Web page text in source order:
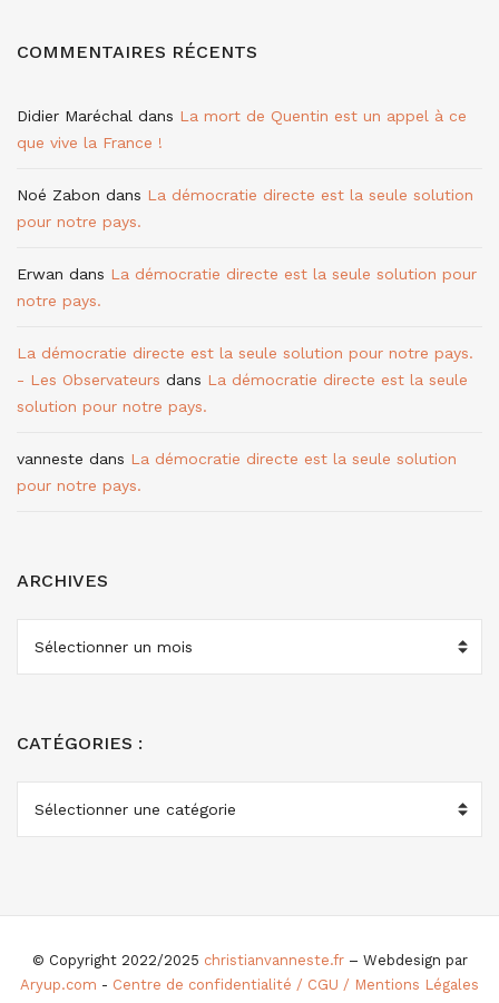
COMMENTAIRES RÉCENTS
Didier Maréchal dans La mort de Quentin est un appel à ce
que vive la France !
Noé Zabon dans La démocratie directe est la seule solution
pour notre pays.
Erwan dans La démocratie directe est la seule solution pour
notre pays.
La démocratie directe est la seule solution pour notre pays.
- Les Observateurs dans La démocratie directe est la seule
solution pour notre pays.
vanneste dans La démocratie directe est la seule solution
pour notre pays.
ARCHIVES
ARCHIVES
CATÉGORIES :
CATÉGORIES
© Copyright 2022/2025 christianvanneste.fr– Webdesign par
Aryup.com - Centre de confidentialité / CGU / Mentions Légales